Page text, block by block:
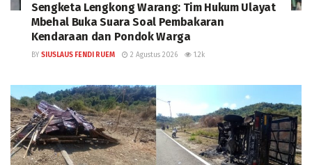
Sengketa Lengkong Warang: Tim Hukum Ulayat
Mbehal Buka Suara Soal Pembakaran
Kendaraan dan Pondok Warga
BY SIUSLAUS FENDI RUEM 2 Agustus 2026 1.2k